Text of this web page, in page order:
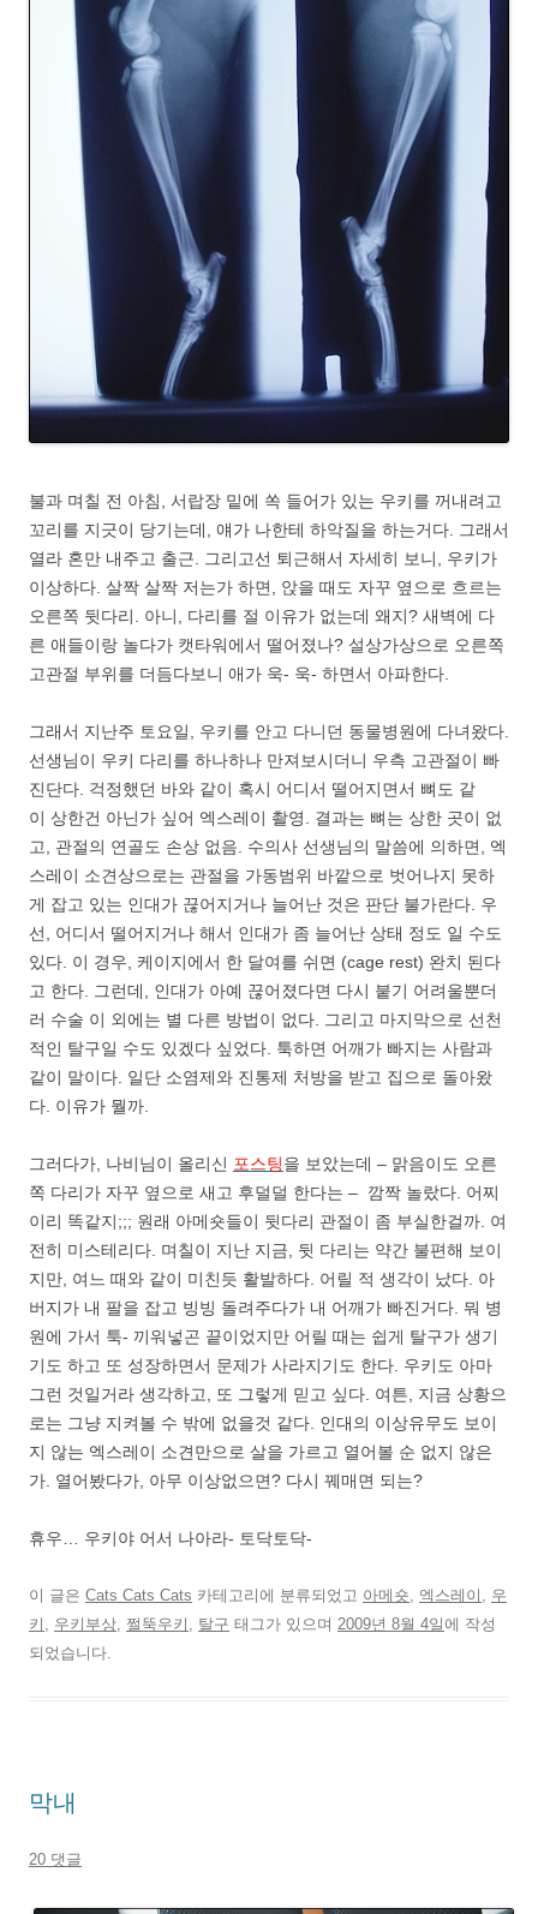
불과 며칠 전 아침, 서랍장 밑에 쏙 들어가 있는 우키를 꺼내려고
꼬리를 지긋이 당기는데, 얘가 나한테 하악질을 하는거다. 그래서
열라 혼만 내주고 출근. 그리고선 퇴근해서 자세히 보니, 우키가
이상하다. 살짝 살짝 저는가 하면, 앉을 때도 자꾸 옆으로 흐르는
오른쪽 뒷다리. 아니, 다리를 절 이유가 없는데 왜지? 새벽에 다
른 애들이랑 놀다가 캣타워에서 떨어졌나? 설상가상으로 오른쪽
고관절 부위를 더듬다보니 애가 욱- 욱- 하면서 아파한다.
그래서 지난주 토요일, 우키를 안고 다니던 동물병원에 다녀왔다.
선생님이 우키 다리를 하나하나 만져보시더니 우측 고관절이 빠
진단다. 걱정했던 바와 같이 혹시 어디서 떨어지면서 뼈도 같
이 상한건 아닌가 싶어 엑스레이 촬영. 결과는 뼈는 상한 곳이 없
고, 관절의 연골도 손상 없음. 수의사 선생님의 말씀에 의하면, 엑
스레이 소견상으로는 관절을 가동범위 바깥으로 벗어나지 못하
게 잡고 있는 인대가 끊어지거나 늘어난 것은 판단 불가란다. 우
선, 어디서 떨어지거나 해서 인대가 좀 늘어난 상태 정도 일 수도
있다. 이 경우, 케이지에서 한 달여를 쉬면 (cage rest) 완치 된다
고 한다. 그런데, 인대가 아예 끊어졌다면 다시 붙기 어려울뿐더
러 수술 이 외에는 별 다른 방법이 없다. 그리고 마지막으로 선천
적인 탈구일 수도 있겠다 싶었다. 툭하면 어깨가 빠지는 사람과
같이 말이다. 일단 소염제와 진통제 처방을 받고 집으로 돌아왔
다. 이유가 뭘까.
그러다가, 나비님이 올리신 포스팅을 보았는데 – 맑음이도 오른
쪽 다리가 자꾸 옆으로 새고 후덜덜 한다는 – 깜짝 놀랐다. 어찌
이리 똑같지;;; 원래 아메숏들이 뒷다리 관절이 좀 부실한걸까. 여
전히 미스테리다. 며칠이 지난 지금, 뒷 다리는 약간 불편해 보이
지만, 여느 때와 같이 미친듯 활발하다. 어릴 적 생각이 났다. 아
버지가 내 팔을 잡고 빙빙 돌려주다가 내 어깨가 빠진거다. 뭐 병
원에 가서 툭- 끼워넣곤 끝이었지만 어릴 때는 쉽게 탈구가 생기
기도 하고 또 성장하면서 문제가 사라지기도 한다. 우키도 아마
그런 것일거라 생각하고, 또 그렇게 믿고 싶다. 여튼, 지금 상황으
로는 그냥 지켜볼 수 밖에 없을것 같다. 인대의 이상유무도 보이
지 않는 엑스레이 소견만으로 살을 가르고 열어볼 순 없지 않은
가. 열어봤다가, 아무 이상없으면? 다시 꿰매면 되는?
휴우… 우키야 어서 나아라- 토닥토닥-
이 글은 Cats Cats Cats 카테고리에 분류되었고 아메숏 엑스레이
우
키
우키부상 쩔뚝우키 탈구 태그가 있으며 2009년 8월 4일에 작성
되었습니다.
막내
20 댓글